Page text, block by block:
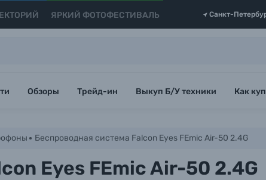
ЯРКИЙ ФОТОФЕСТИВАЛЬ Санкт-
Обзоры Трейд-ин Выкуп Б/У техники Как
Беспроводная система Falcon Eyes FEmic Air-50 2.4G
Eyes FEmic Air-50 2.4G